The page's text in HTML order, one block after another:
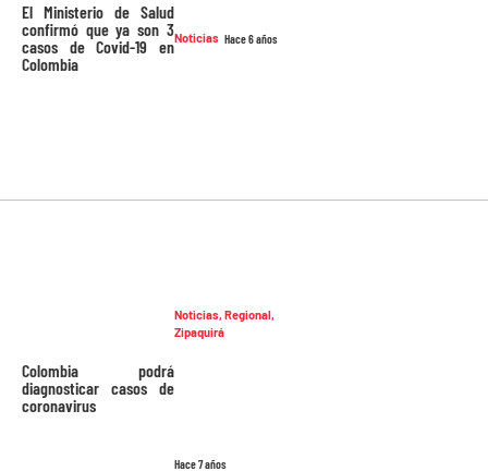
Noticias Hace 6 años
El Ministerio de Salud
confirmó que ya son 3
casos de Covid-19 en
Colombia
Noticias,Regional,
Zipaquirá
Hace 7 años
Colombia podrá
diagnosticar casos de
coronavirus